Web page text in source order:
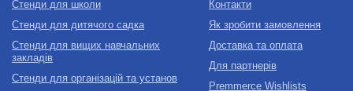
Стенди для школи
Стенди для дитячого садка
Стенди для вищих навчальних
закладів
Стенди для організацій та установ
Контакти
Як зробити замовлення
Доставка та оплата
Для партнерів
Premmerce Wishlists